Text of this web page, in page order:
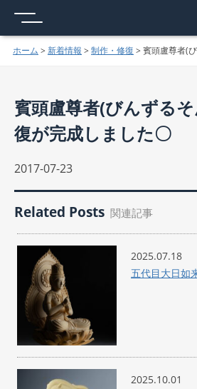
ホーム > 新着情報 > 制作・修復 > 賓頭盧尊者(びんず
賓頭盧尊者(びんずる
復が完成しました〇
2017-07-23
Related Posts 関連記事
2025.07.18
五代目大日如
2025.10.01